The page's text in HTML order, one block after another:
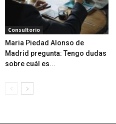
Consultorio
Maria Piedad Alonso de
Madrid pregunta: Tengo dudas
sobre cuál es...